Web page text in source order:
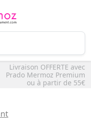
Livraison OFFERTE avec
Prado Mermoz Premium
ou à partir de 55€